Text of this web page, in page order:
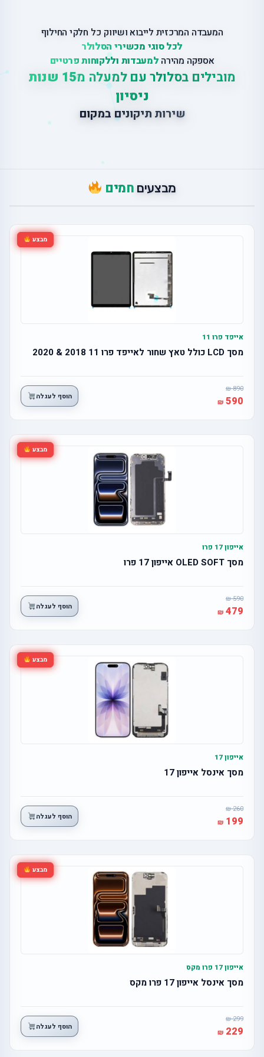
המעבדה המרכזית לייבוא ושיווק כל חלקי החילוף
לכל סוגי מכשירי הסלולר
אספקה מהירה למעבדות וללקוחות פרטיים
מובילים בסלולר עם למעלה מ
15 שנות
ניסיון
שירות תיקונים במקום
מבצעים חמים
מבצע
אייפד פרו 11
מסך LCD כולל טאץ שחור לאייפד פרו 11 2018 & 2020
890
590 הוסף לעגלה
מבצע
אייפון 17 פרו
מסך OLED SOFT אייפון 17 פרו
590
479 הוסף לעגלה
מבצע
אייפון 17
מסך אינסל אייפון 17
260
199 הוסף לעגלה
מבצע
אייפון 17 פרו מקס
מסך אינסל אייפון 17 פרו מקס
299
229 הוסף לעגלה